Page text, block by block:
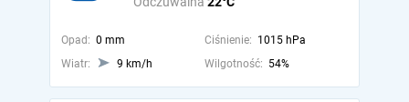
Opad: 0 mm Ciśnienie: 1015 hPa
Wiatr:
9 km/h Wilgotność: 54%